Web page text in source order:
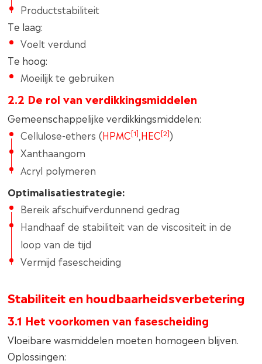
Productstabiliteit
Te laag:
Voelt verdund
Te hoog:
Moeilijk te gebruiken
2.2 De rol van verdikkingsmiddelen
Gemeenschappelijke verdikkingsmiddelen:
Cellulose-ethers (HPMC[1],HEC[2])
Xanthaangom
Acryl polymeren
Optimalisatiestrategie:
Bereik afschuifverdunnend gedrag
Handhaaf de stabiliteit van de viscositeit in de
loop van de tijd
Vermijd fasescheiding
Stabiliteit en houdbaarheidsverbetering
3.1 Het voorkomen van fasescheiding
Vloeibare wasmiddelen moeten homogeen blijven.
Oplossingen: